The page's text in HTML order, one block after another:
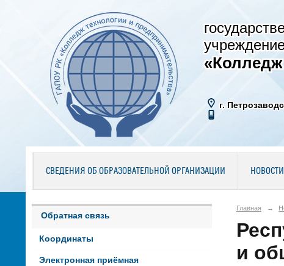
«Колледж
г.
СВЕДЕНИЯ ОБ ОБРАЗОВАТЕЛЬНОЙ ОРГАНИЗАЦИИ НОВОСТИ
Обратная связь
Координаты
Электронная приёмная
Главная →
и